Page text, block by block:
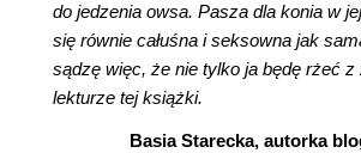
do jedzenia owsa. Pasza dla konia w
się równie całuśna i seksowna jak
sądzę więc, że nie tylko ja będę rżeć z
lekturze tej książki.
Basia Starecka, autorka